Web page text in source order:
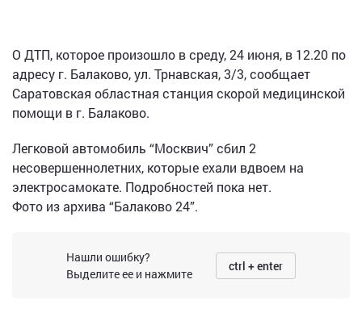
О ДТП, которое произошло в среду, 24 июня, в 12.20 по
адресу г. Балаково, ул. Трнавская, 3/3, сообщает
Саратовская областная станция скорой медицинской
помощи в г. Балаково.
Легковой автомобиль “Москвич” сбил 2
несовершеннолетних, которые ехали вдвоем на
электросамокате. Подробностей пока нет.
Фото из архива “Балаково 24”.
Нашли ошибку?
Выделите ее и нажмите
ctrl + enter